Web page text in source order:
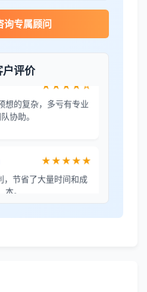
询专属顾问
户评价
★★★★☆
想的复杂，多亏有专业
★★★★★
，节省了大量时间和成
本。
★★★★★
清晰，顾问非常耐心解